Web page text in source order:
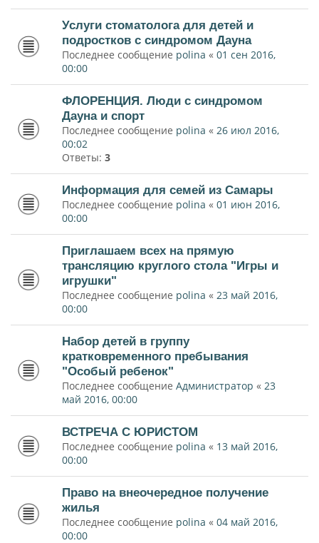
Услуги стоматолога для детей и
подростков с синдромом Дауна
Последнее сообщение polina « 01 сен 2016,
00:00
ФЛОРЕНЦИЯ. Люди с синдромом
Дауна и спорт
Последнее сообщение polina « 26 июл 2016,
00:02
Ответы: 3
Информация для семей из Самары
Последнее сообщение polina « 01 июн 2016,
00:00
Приглашаем всех на прямую
трансляцию круглого стола "Игры и
игрушки"
Последнее сообщение polina « 23 май 2016,
00:00
Набор детей в группу
кратковременного пребывания
"Особый ребенок"
Последнее сообщение Администратор « 23
май 2016, 00:00
ВСТРЕЧА С ЮРИСТОМ
Последнее сообщение polina « 13 май 2016,
00:00
Право на внеочередное получение
жилья
Последнее сообщение polina « 04 май 2016,
00:00